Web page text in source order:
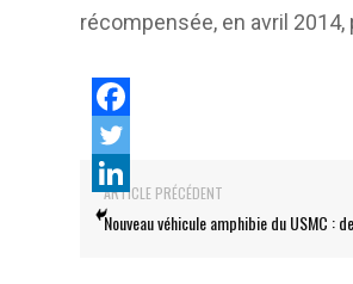
récompensée, en avril
ARTICLE PRÉCÉDENT
Nouveau véhicule amphibie du USMC :